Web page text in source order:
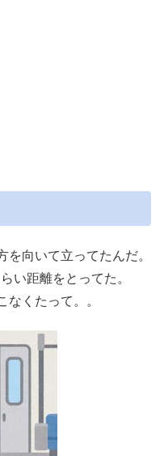
向いて立ってたんだ。
い距離をとってた。
なくたって。。